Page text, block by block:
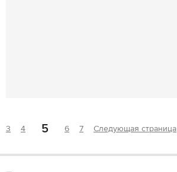
3 4 5 6 7 Следующая страница